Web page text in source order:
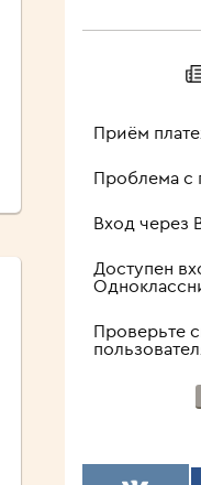
Приём
Проблема с
Вход через
Доступен
Проверьте